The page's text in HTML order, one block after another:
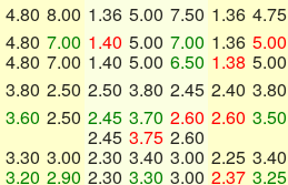
4.80 8.00 1.36 5.00 7.50 1.36 4.75
4.80 7.00 1.40 5.00 7.00 1.36 5.00
4.80 7.00 1.40 5.00 6.50 1.38 5.00
3.80 2.50 2.50 3.80 2.45 2.40 3.80
3.60 2.50 2.45 3.70 2.60 2.60 3.50
2.45 3.75 2.60
3.30 3.00 2.30 3.40 3.00 2.25 3.40
3.20 2.90 2.30 3.30 3.00 2.37 3.25
3940.04 39.68 1.02%